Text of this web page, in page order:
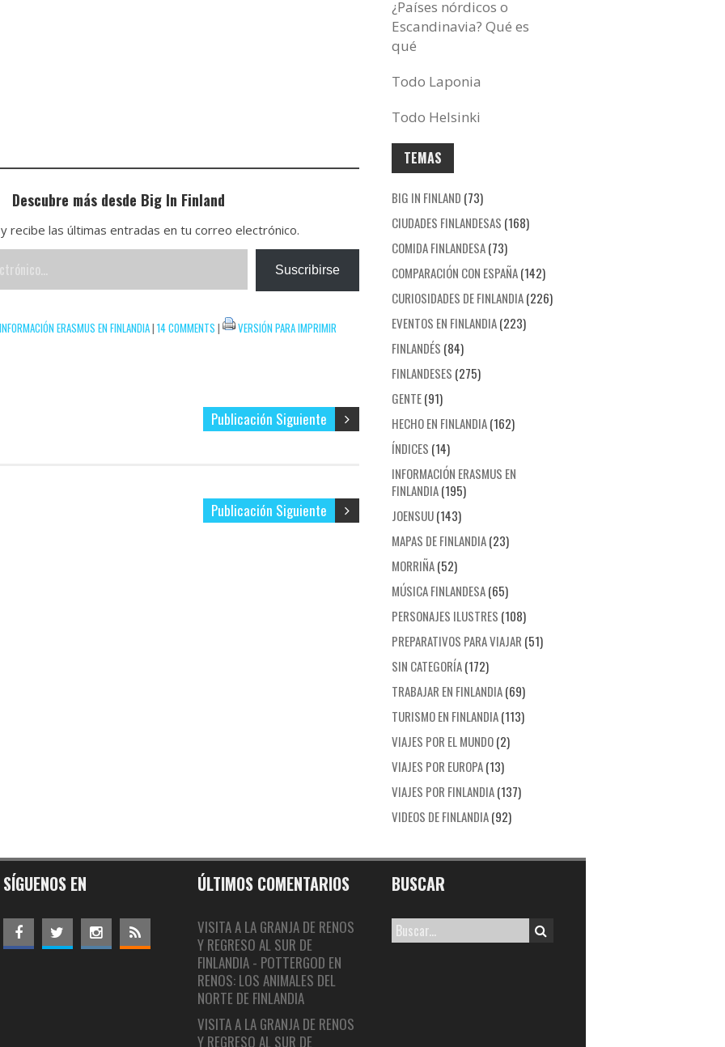
Descubre más desde Big In Finland
recibe las últimas entradas en tu correo electrónico.
Suscribirse
INFORMACIÓN ERASMUS EN FINLANDIA| 14 COMMENTS | VERSIÓN PARA IMPRIMIR
Publicación Siguiente
Publicación Siguiente
¿Países nórdicos o
Escandinavia? Qué es
qué
Todo Laponia
Todo Helsinki
TEMAS
BIG IN FINLAND (73)
CIUDADES FINLANDESAS (168)
COMIDA FINLANDESA(73)
COMPARACIÓN CON ESPAÑA(142)
CURIOSIDADES DE FINLANDIA(226)
EVENTOS EN FINLANDIA(223)
FINLANDÉS (84)
FINLANDESES (275)
GENTE(91)
HECHO EN FINLANDIA(162)
ÍNDICES (14)
INFORMACIÓN ERASMUS EN
FINLANDIA(195)
JOENSUU(143)
MAPAS DE FINLANDIA(23)
MORRIÑA(52)
MÚSICA FINLANDESA(65)
PERSONAJES ILUSTRES (108)
PREPARATIVOS PARA VIAJAR (51)
SIN CATEGORÍA(172)
TRABAJAR EN FINLANDIA(69)
TURISMO EN FINLANDIA(113)
VIAJES POR EL MUNDO(2)
VIAJES POR EUROPA(13)
VIAJES POR FINLANDIA(137)
VIDEOS DE FINLANDIA(92)
SÍGUENOS EN ÚLTIMOS COMENTARIOS
VISITA A LA GRANJA DE RENOS
Y REGRESO AL SUR DE
FINLANDIA - POTTERGOD EN
RENOS: LOS ANIMALES DEL
NORTE DE FINLANDIA
VISITA A LA GRANJA DE RENOS
Y REGRESO AL SUR DE
BUSCAR